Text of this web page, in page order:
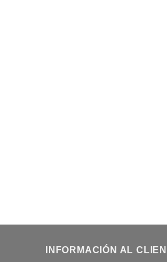
INFORMACIÓN AL